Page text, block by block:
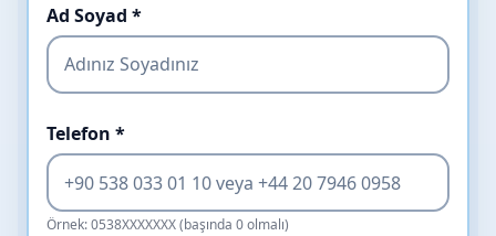
Ad Soyad *
Telefon *
Örnek: 0538XXXXXXX (başında 0 olmalı)